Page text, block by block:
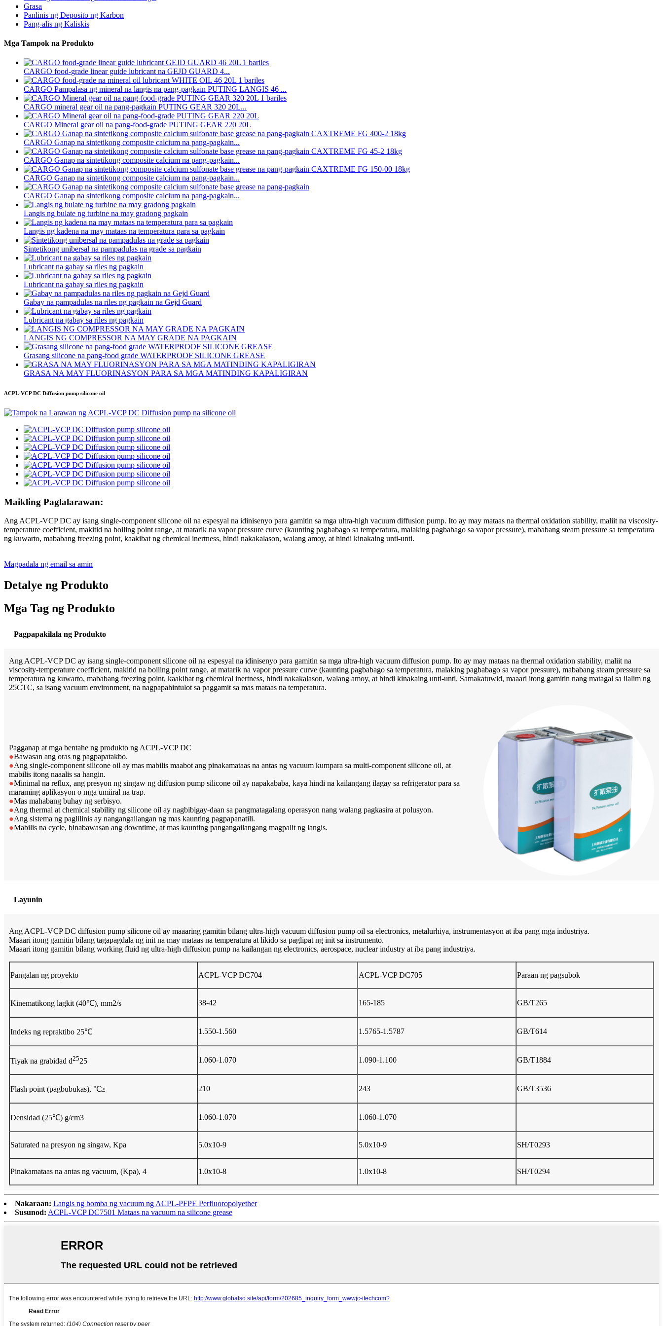
Grasa
Panlinis ng Deposito ng Karbon
Pang-alis ng Kaliskis
Mga Tampok na Produkto
CARGO food-grade linear guide lubricant na GEJD GUARD 4...
CARGO Pampalasa ng mineral na langis na pang-pagkain PUTING LANGIS 46 ...
CARGO mineral gear oil na pang-pagkain PUTING GEAR 320 20L...
CARGO Mineral gear oil na pang-food-grade PUTING GEAR 220 20L
CARGO Ganap na sintetikong composite calcium na pang-pagkain...
CARGO Ganap na sintetikong composite calcium na pang-pagkain...
CARGO Ganap na sintetikong composite calcium na pang-pagkain...
CARGO Ganap na sintetikong composite calcium na pang-pagkain...
Langis ng bulate ng turbine na may gradong pagkain
Langis ng kadena na may mataas na temperatura para sa pagkain
Sintetikong unibersal na pampadulas na grade sa pagkain
Lubricant na gabay sa riles ng pagkain
Lubricant na gabay sa riles ng pagkain
Gabay na pampadulas na riles ng pagkain na Gejd Guard
Lubricant na gabay sa riles ng pagkain
LANGIS NG COMPRESSOR NA MAY GRADE NA PAGKAIN
Grasang silicone na pang-food grade WATERPROOF SILICONE GREASE
GRASA NA MAY FLUORINASYON PARA SA MGA MATINDING KAPALIGIRAN
ACPL-VCP DC Diffusion pump silicone oil
Maikling Paglalarawan:
Ang ACPL-VCP DC ay isang single-component silicone oil na espesyal na idinisenyo para gamitin sa mga ultra-high vacuum diffusion pump. Ito ay may mataas na thermal oxidation stability, maliit na viscosity-
temperature coefficient, makitid na boiling point range, at matarik na vapor pressure curve (kaunting pagbabago sa temperatura, malaking pagbabago sa vapor pressure), mababang steam pressure sa temperatura
ng kuwarto, mababang freezing point, kaakibat ng chemical inertness, hindi nakakalason, walang amoy, at hindi kinakaing unti-unti.
Magpadala ng email sa amin
Detalye ng Produkto
Mga Tag ng Produkto
Pagpapakilala ng Produkto
Ang ACPL-VCP DC ay isang single-component silicone oil na espesyal na idinisenyo para gamitin sa mga ultra-high vacuum diffusion pump. Ito ay may mataas na thermal oxidation stability, maliit na
viscosity-temperature coefficient, makitid na boiling point range, at matarik na vapor pressure curve (kaunting pagbabago sa temperatura, malaking pagbabago sa vapor pressure), mababang steam pressure sa
temperatura ng kuwarto, mababang freezing point, kaakibat ng chemical inertness, hindi nakakalason, walang amoy, at hindi kinakaing unti-unti. Samakatuwid, maaari itong gamitin nang matagal sa ilalim ng
25CTC, sa isang vacuum environment, na nagpapahintulot sa paggamit sa mas mataas na temperatura.
Pagganap at mga bentahe ng produkto ng ACPL-VCP DC
●Bawasan ang oras ng pagpapatakbo.
●Ang single-component silicone oil ay mas mabilis maabot ang pinakamataas na antas ng vacuum kumpara sa multi-component silicone oil, at
mabilis itong naaalis sa hangin.
●Minimal na reflux, ang presyon ng singaw ng diffusion pump silicone oil ay napakababa, kaya hindi na kailangang ilagay sa refrigerator para sa
maraming aplikasyon o mga umiiral na trap.
●Mas mahabang buhay ng serbisyo.
●Ang thermal at chemical stability ng silicone oil ay nagbibigay-daan sa pangmatagalang operasyon nang walang pagkasira at polusyon.
●Ang sistema ng paglilinis ay nangangailangan ng mas kaunting pagpapanatili.
●Mabilis na cycle, binabawasan ang downtime, at mas kaunting pangangailangang magpalit ng langis.
Layunin
Ang ACPL-VCP DC diffusion pump silicone oil ay maaaring gamitin bilang ultra-high vacuum diffusion pump oil sa electronics, metalurhiya, instrumentasyon at iba pang mga industriya.
Maaari itong gamitin bilang tagapagdala ng init na may mataas na temperatura at likido sa paglipat ng init sa instrumento.
Maaari itong gamitin bilang working fluid ng ultra-high diffusion pump na kailangan ng electronics, aerospace, nuclear industry at iba pang industriya.
Pangalan ng proyekto ACPL-VCP DC704 ACPL-VCP DC705 Paraan ng pagsubok
Kinematikong lagkit (40℃), mm2/s 38-42 165-185 GB/T265
Indeks ng repraktibo 25℃ 1.550-1.560 1.5765-1.5787 GB/T614
Tiyak na grabidad d2525 1.060-1.070 1.090-1.100 GB/T1884
Flash point (pagbubukas), ℃≥ 210 243 GB/T3536
Densidad (25℃) g/cm3 1.060-1.070 1.060-1.070
Saturated na presyon ng singaw, Kpa 5.0x10-9 5.0x10-9 SH/T0293
Pinakamataas na antas ng vacuum, (Kpa), 4 1.0x10-8 1.0x10-8 SH/T0294
Nakaraan: Langis ng bomba ng vacuum ng ACPL-PFPE Perfluoropolyether
Susunod: ACPL-VCP DC7501 Mataas na vacuum na silicone grease